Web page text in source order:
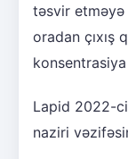
təsvir
oradan çıxış
Lapid 2022-
naziri